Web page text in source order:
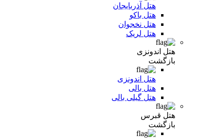
هتل آذربایجان
هتل باکو
هتل نخجوان
هتل لریک
هتل اندونزی
بازگشت
هتل اندونزی
هتل بالی
هتل گیلی بالی
هتل قبرس
بازگشت